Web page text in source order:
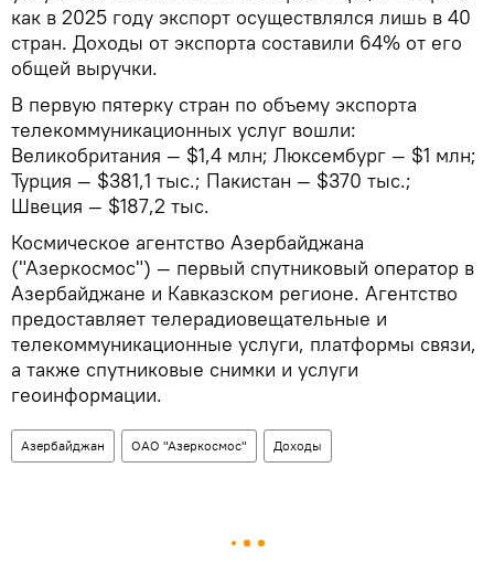
как в 2025 году экспорт осуществлялся лишь в 40
стран. Доходы от экспорта составили 64% от его
общей выручки.
В первую пятерку стран по объему экспорта
телекоммуникационных услуг вошли:
Великобритания — $1,4 млн; Люксембург — $1 млн;
Турция — $381,1 тыс.; Пакистан — $370 тыс.;
Швеция — $187,2 тыс.
Космическое агентство Азербайджана
("Азеркосмос") — первый спутниковый оператор в
Азербайджане и Кавказском регионе. Агентство
предоставляет телерадиовещательные и
телекоммуникационные услуги, платформы связи,
а также спутниковые снимки и услуги
геоинформации.
Азербайджан ОАО "Азеркосмос" Доходы